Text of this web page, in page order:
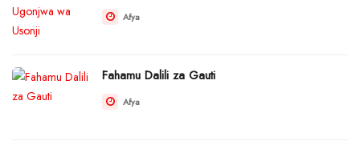
Afya
Fahamu Dalili za Gauti
Afya